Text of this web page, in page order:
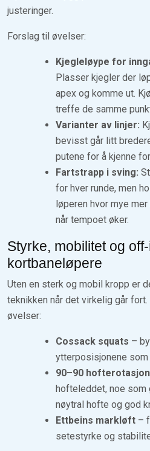
justeringer.
Forslag til øvelser:
Kjegleløype for
Plasser kjegler der
apex og komme ut.
treffe de samme
Varianter av linjer:
bevisst går litt
putene for å kjenne
Fartstrapp i sving:
for hver runde, men
løperen hvor mye
når tempoet øker.
Styrke, mobilitet og
kortbaneløpere
Uten en sterk og mobil kropp er
teknikken når det virkelig går
øvelser:
Cossack squats –
ytterposisjonene som
90–90 hofterotasjon
hofteleddet, noe som
nøytral hofte og god
Ettbeins markløft –
setestyrke og